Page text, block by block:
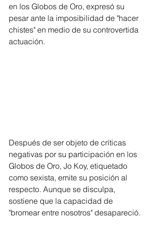
en los Globos de Oro, expresó su
pesar ante la imposibilidad de "hacer
chistes" en medio de su controvertida
actuación.
Después de ser objeto de críticas
negativas por su participación en los
Globos de Oro, Jo Koy, etiquetado
como sexista, emite su posición al
respecto. Aunque se disculpa,
sostiene que la capacidad de
"bromear entre nosotros" desapareció.